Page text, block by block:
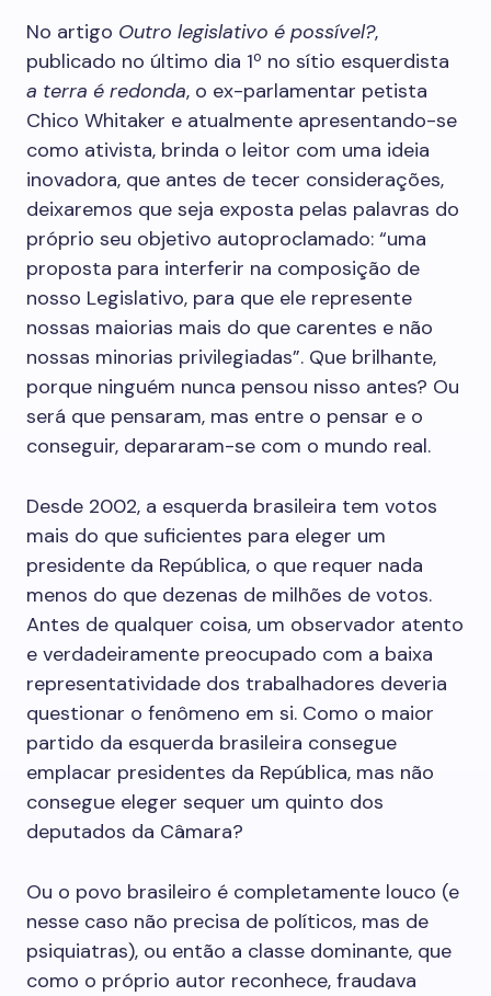
No artigo Outro legislativo é possível?,
publicado no último dia 1º no sítio esquerdista
a terra é redonda, o ex-parlamentar petista
Chico Whitaker e atualmente apresentando-se
como ativista, brinda o leitor com uma ideia
inovadora, que antes de tecer considerações,
deixaremos que seja exposta pelas palavras do
próprio seu objetivo autoproclamado: “uma
proposta para interferir na composição de
nosso Legislativo, para que ele represente
nossas maiorias mais do que carentes e não
nossas minorias privilegiadas”. Que brilhante,
porque ninguém nunca pensou nisso antes? Ou
será que pensaram, mas entre o pensar e o
conseguir, depararam-se com o mundo real.
Desde 2002, a esquerda brasileira tem votos
mais do que suficientes para eleger um
presidente da República, o que requer nada
menos do que dezenas de milhões de votos.
Antes de qualquer coisa, um observador atento
e verdadeiramente preocupado com a baixa
representatividade dos trabalhadores deveria
questionar o fenômeno em si. Como o maior
partido da esquerda brasileira consegue
emplacar presidentes da República, mas não
consegue eleger sequer um quinto dos
deputados da Câmara?
Ou o povo brasileiro é completamente louco (e
nesse caso não precisa de políticos, mas de
psiquiatras), ou então a classe dominante, que
como o próprio autor reconhece, fraudava